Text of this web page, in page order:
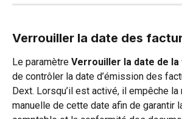
Verrouiller la date des
Le paramètre Verrouiller la date de
de contrôler la date d’émission des
Dext. Lorsqu’il est activé, il empêche
manuelle de cette date afin de garantir